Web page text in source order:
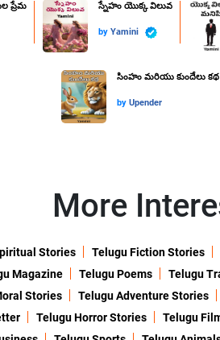
ప్రేమ స్నేహం యొక్క విలువ
by Yamini
సింహం మరియు కుందేలు కథ
by Upender
More
Stories Telugu Fiction Stories
Magazine Telugu Poems Telugu
Stories Telugu Adventure Stories
Telugu Horror Stories Telugu